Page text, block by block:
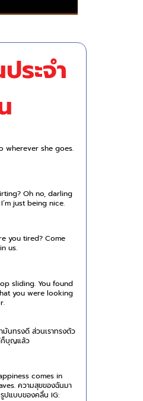
ระจำ
wherever she goes.
Oh no, darling
just being nice.
you tired? Come
us.
sliding. You found
you were looking
มันทรงดี ส่วนเราทรงตัว
ก็บุญแล้ว
comes in
ความสุขของฉันมา
รูปแบบของคลื่น IG: